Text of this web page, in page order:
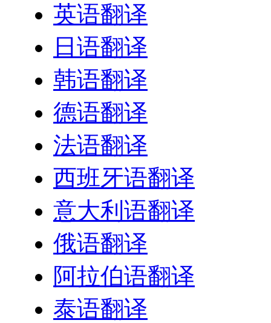
英语翻译
日语翻译
韩语翻译
德语翻译
法语翻译
西班牙语翻译
意大利语翻译
俄语翻译
阿拉伯语翻译
泰语翻译